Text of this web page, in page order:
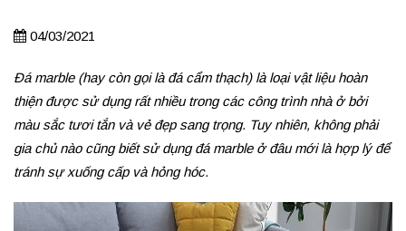
04/03/2021
Đá marble (hay còn gọi là đá cẩm thạch) là loại vật liệu hoàn
thiện được sử dụng rất nhiều trong các công trình nhà ở bởi
màu sắc tươi tắn và vẻ đẹp sang trọng. Tuy nhiên, không phải
gia chủ nào cũng biết sử dụng đá marble ở đâu mới là hợp lý để
tránh sự xuống cấp và hỏng hóc.